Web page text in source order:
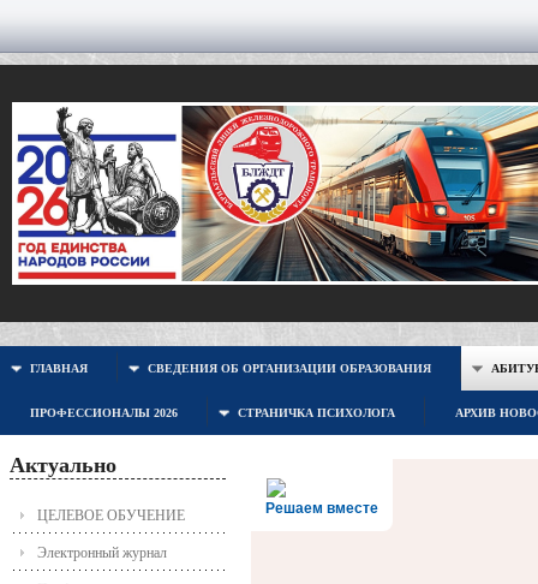
ГЛАВНАЯ СВЕДЕНИЯ ОБ ОРГАНИЗАЦИИ ОБРАЗОВАНИЯ
ПРОФЕССИОНАЛЫ 2026 СТРАНИЧКА ПСИХОЛОГА АРХИВ
Актуально
ЦЕЛЕВОЕ ОБУЧЕНИЕ
Электронный журнал
Решаем вместе